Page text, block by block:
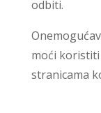
odbiti.
moći
stranicama